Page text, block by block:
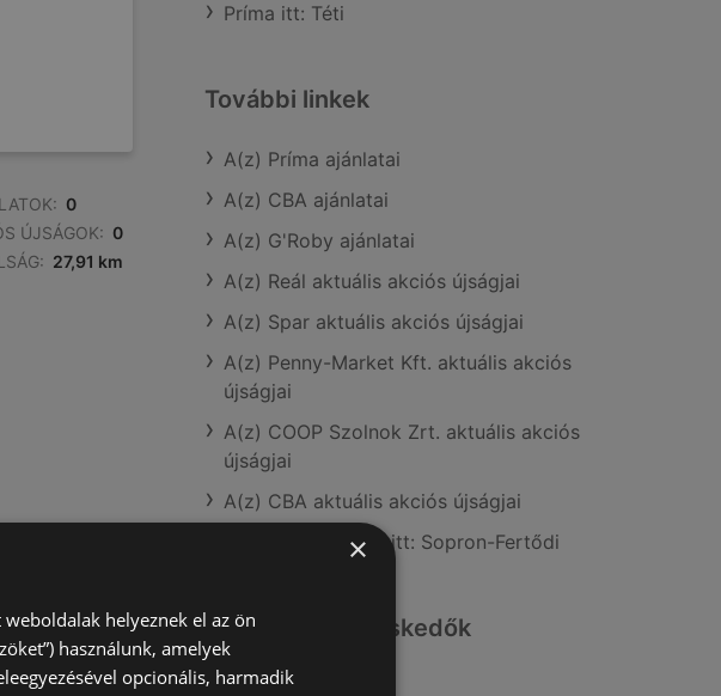
0
ÚJSÁGOK: 0
27,91 km
Príma itt: Téti
További linkek
A(z) Príma ajánlatai
A(z) CBA ajánlatai
A(z) G'Roby ajánlatai
A(z) Reál aktuális akciós újságjai
A(z) Spar aktuális akciós újságjai
A(z) Penny-Market Kft. aktuális akciós
újságjai
A(z) COOP Szolnok Zrt. aktuális akciós
újságjai
A(z) CBA aktuális akciós újságjai
A(z) Príma üzletei itt: Sopron-Fertődi
Hasonló kiskereskedők
A(z) ALDI ajánlatai
×
helyeznek el az ön
használunk, amelyek
opcionális, harmadik